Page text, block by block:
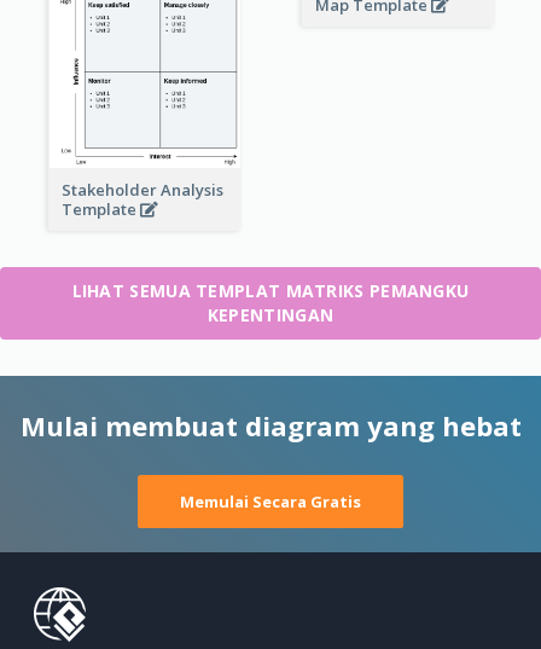
Map Template
Stakeholder Analysis
Template
LIHAT SEMUA TEMPLAT MATRIKS PEMANGKU
KEPENTINGAN
Mulai membuat diagram yang hebat
Memulai Secara Gratis